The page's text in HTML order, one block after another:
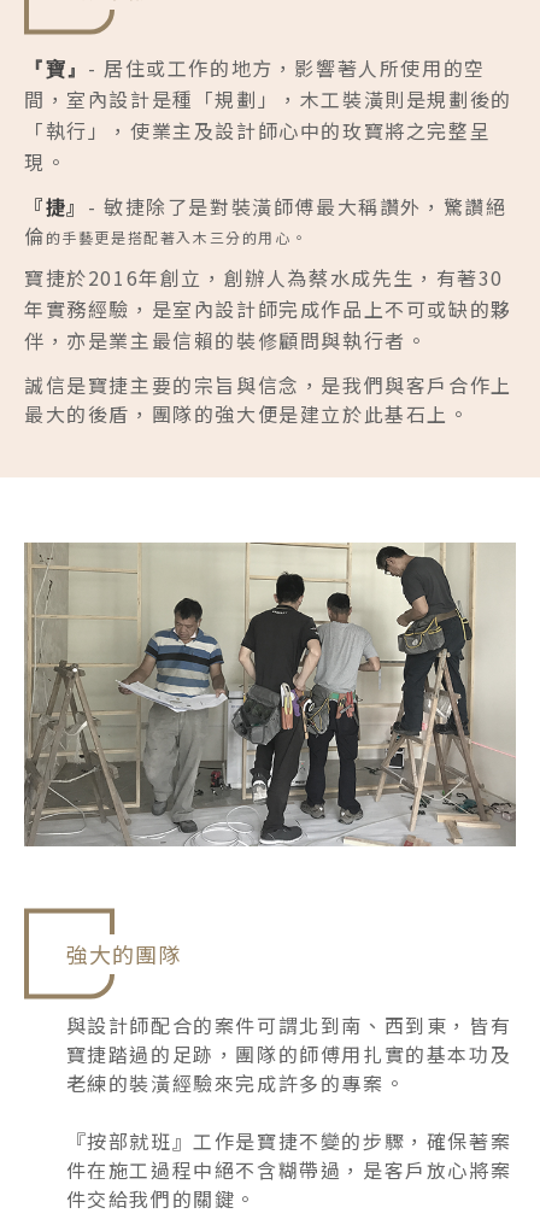
『寶』 - 居住或工作的地方，影響著人所使用的空
間，室內設計是種「規劃」，木工裝潢則是規劃後的
「執行」，使業主及設計師心中的玫寶將之完整呈
現。
『捷』 - 敏捷除了是對裝潢師傅最大稱讚外，驚讚絕
倫的手藝更是搭配著入木三分的用心。
寶捷於2016年創立，創辦人為蔡水成先生，有著30
年實務經驗，是室內設計師完成作品上不可或缺的夥
伴，亦是業主最信賴的裝修顧問與執行者。
誠信是寶捷主要的宗旨與信念，是我們與客戶合作上
最大的後盾，團隊的強大便是建立於此基石上。
強大的團隊
與設計師配合的案件可謂北到南、西到東，皆有
寶捷踏過的足跡，團隊的師傅用扎實的基本功及
老練的裝潢經驗來完成許多的專案。
『按部就班』工作是寶捷不變的步驟，確保著案
件在施工過程中絕不含糊帶過，是客戶放心將案
件交給我們的關鍵。